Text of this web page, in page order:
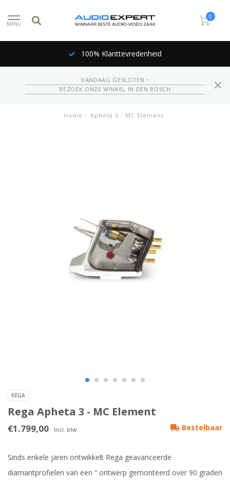
MENU
0
100% Klanttevredenheid
VANDAAG GESLOTEN •
BEZOEK ONZE WINKEL IN DEN BOSCH
Home / Apheta 3 - MC Element
REGA
Rega Apheta 3 - MC Element
€1.799,00 Incl. btw Bestelbaar
Sinds enkele jaren ontwikkelt Rega geavanceerde
diamantprofielen van een ” ontwerp gemonteerd over 90 graden